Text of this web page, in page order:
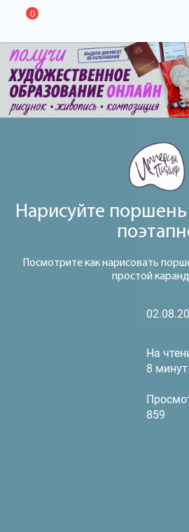
0
Нарисуйте
Посмотрите как нарисовать
простой
На
8 минут
859